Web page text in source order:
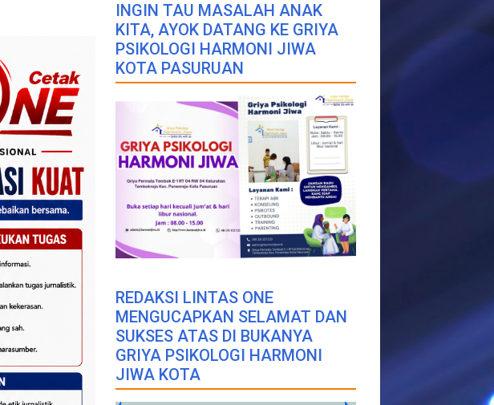
INGIN TAU MASALAH ANAK
KITA, AYOK DATANG KE GRIYA
PSIKOLOGI HARMONI JIWA
KOTA PASURUAN
REDAKSI LINTAS ONE
MENGUCAPKAN SELAMAT DAN
SUKSES ATAS DI BUKANYA
GRIYA PSIKOLOGI HARMONI
JIWA KOTA